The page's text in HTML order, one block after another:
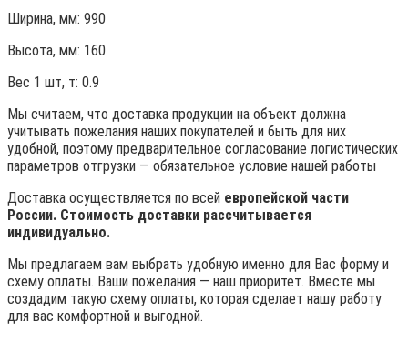
Ширина, мм: 990
Высота, мм: 160
Вес 1 шт, т: 0.9
Мы считаем, что доставка продукции на объект должна
учитывать пожелания наших покупателей и быть для них
удобной, поэтому предварительное согласование логистических
параметров отгрузки — обязательное условие нашей работы
Доставка осуществляется по всей европейской части
России. Стоимость доставки рассчитывается
индивидуально.
Мы предлагаем вам выбрать удобную именно для Вас форму и
схему оплаты. Ваши пожелания — наш приоритет. Вместе мы
создадим такую схему оплаты, которая сделает нашу работу
для вас комфортной и выгодной.